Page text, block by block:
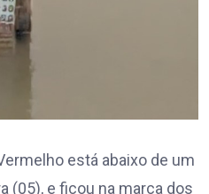
está abaixo de um
(05), e ficou na marca dos